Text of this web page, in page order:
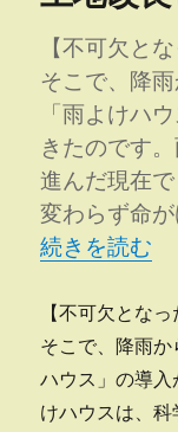
【不可欠と
そこで、降
「雨よけハ
きたのです
進んだ現在
変わらず命
“土地改良寄
続きを読む
【不可欠とな
そこで、降雨
ハウス」の導
けハウスは、